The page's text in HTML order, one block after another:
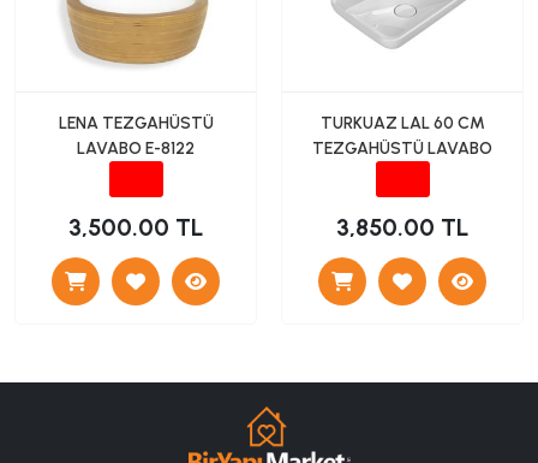
LENA TEZGAHÜSTÜ
LAVABO E-8122
3,500.00 TL
TURKUAZ LAL 60 CM
TEZGAHÜSTÜ LAVABO
3,850.00 TL